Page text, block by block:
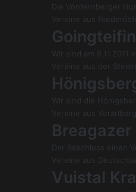
Die Vordernberger
Vereine aus
Goingteifin
Wir sind am
Vereine aus der
Wir sind die
Vereine aus Vorarlberg
Der Beschluss einen
Vereine aus
Vuistal